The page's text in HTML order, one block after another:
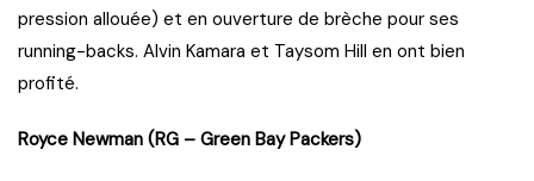
pression allouée) et en ouverture de brèche pour ses
running-backs. Alvin Kamara et Taysom Hill en ont bien
profité.
Royce Newman (RG – Green Bay Packers)